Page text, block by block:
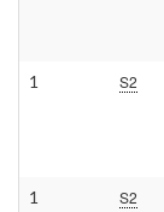
1 S2
1 S2